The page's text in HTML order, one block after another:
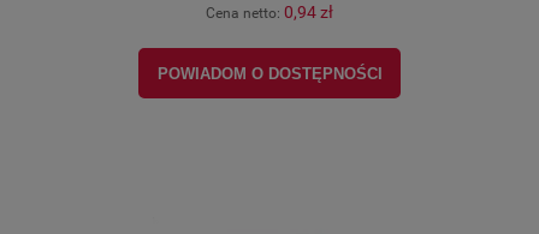
Cena netto: 0,94 zł
POWIADOM O DOSTĘPNOŚCI